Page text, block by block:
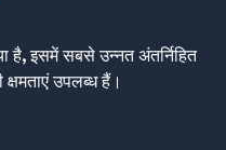
है, इसमें सबसे उन्नत अंतर्निहित
उपलब्ध हैं।